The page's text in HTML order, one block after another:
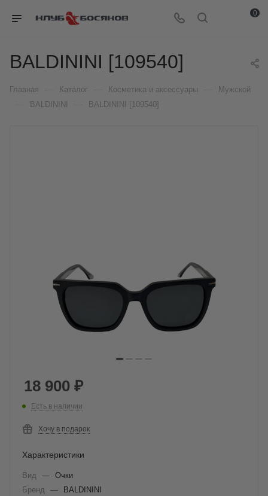
0
BALDININI [109540]
Главная Каталог Косметика и аксессуары Мужской
BALDININI BALDININI [109540]
18 900 ₽
Есть в наличии
Хочу в подарок
Характеристики
Вид — Очки
Бренд
—
BALDININI